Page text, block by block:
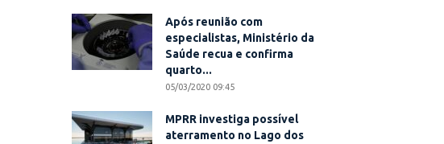
Após reunião com
especialistas, Ministério da
Saúde recua e confirma
quarto...
05/03/2020 09:45
MPRR investiga possível
aterramento no Lago dos